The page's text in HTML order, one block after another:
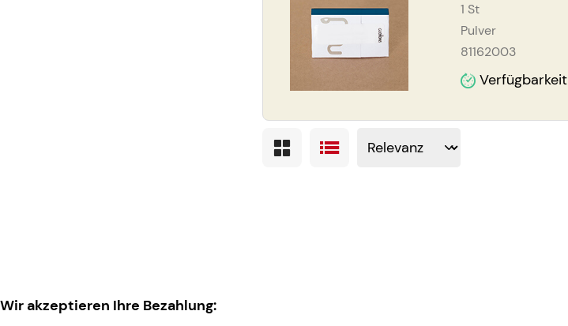
1 St
Pulver
81162003
Verfügbarkeit
Wir akzeptieren Ihre Bezahlung: